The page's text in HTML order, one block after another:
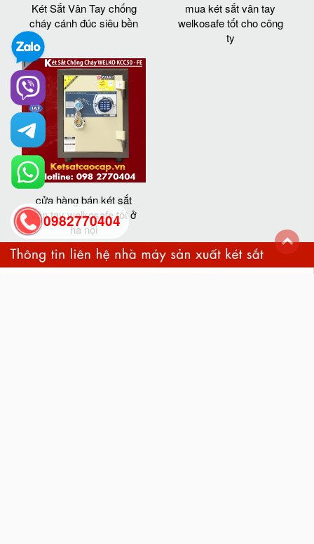
Két Sắt Vân Tay chống
cháy cánh đúc siêu bền
mua két sắt vân tay
welkosafe tốt cho công
ty
cửa hàng bán két sắt
vân tay welkosafe tốt ở
hà nội
0982770404
back